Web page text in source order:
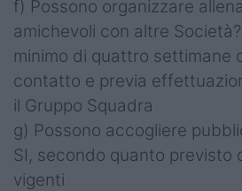
f) Possono organizzare
amichevoli con altre
minimo di quattro settimane
contatto e previa
il Gruppo Squadra
g) Possono accogliere
SI, secondo quanto previsto
vigenti